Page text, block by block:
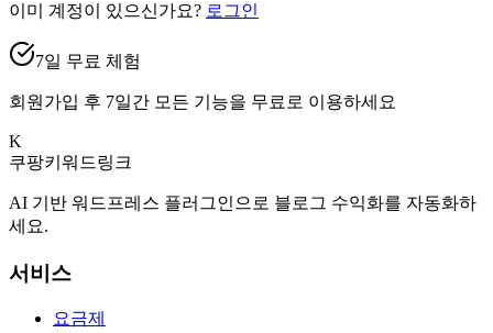
이미 계정이 있으신가요? 로그인
7일 무료 체험
회원가입 후 7일간 모든 기능을 무료로 이용하세요
K
쿠팡키워드링크
AI 기반 워드프레스 플러그인으로 블로그 수익화를 자동화하
세요.
서비스
요금제